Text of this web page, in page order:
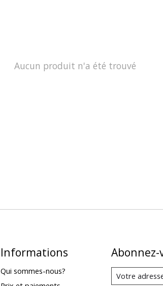
Aucun produit n'a été trouvé
Informations
Qui sommes-nous?